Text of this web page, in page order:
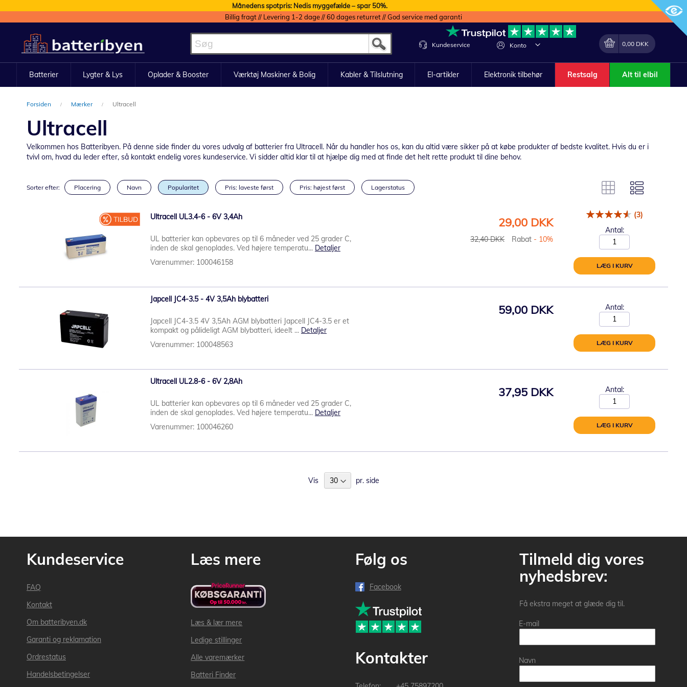
Månedens spotpris: Nedis myggefælde – spar 50%.
Billig fragt // Levering 1-2 dage // 60 dages returret // God service med garanti
to
Content
Konto
Lave
Min indkøbskurv
0,00 DKK
Kundeservice
Batterier Lygter & Lys Oplader & Booster Værktøj Maskiner & Bolig Kabler & Tilslutning El-artikler Elektronik tilbehør Restsalg Alt til elbil
Forsiden Mærker Ultracell
Ultracell
Velkommen hos Batteribyen. På denne side finder du vores udvalg af batterier fra Ultracell. Når du handler hos os, kan du altid være sikker på at købe produkter af bedste kvalitet. Hvis du er i
tvivl om, hvad du leder efter, så kontakt endelig vores kundeservice. Vi sidder altid klar til at hjælpe dig med at finde det helt rette produkt til dine behov.
Sorter efter: Placering Navn Popularitet Pris: laveste først Pris: højest først Lagerstatus
Ultracell UL3.4-6 - 6V 3,4Ah
UL batterier kan opbevares op til 6 måneder ved 25 grader C,
inden de skal genoplades. Ved højere temperatu... Detaljer
Varenummer: 100046158
32,40 DKK Rabat - 10%
Tilbudspris
29,00 DKK
(3)
Antal:
LÆG I KURV
Japcell JC4-3.5 - 4V 3,5Ah blybatteri
Japcell JC4-3.5 4V 3,5Ah AGM blybatteri Japcell JC4-3.5 er et
kompakt og pålideligt AGM blybatteri, ideelt ... Detaljer
Varenummer: 100048563
59,00 DKK Antal:
LÆG I KURV
Ultracell UL2.8-6 - 6V 2,8Ah
UL batterier kan opbevares op til 6 måneder ved 25 grader C,
inden de skal genoplades. Ved højere temperatu... Detaljer
Varenummer: 100046260
37,95 DKK Antal:
LÆG I KURV
Vis pr. side
Kundeservice
FAQ
Kontakt
Om batteribyen.dk
Garanti og reklamation
Ordrestatus
Handelsbetingelser
Læs mere
Læs & lær mere
Ledige stillinger
Alle varemærker
Batteri Finder
Følg os
Facebook
Kontakter
Tilmeld dig vores
nyhedsbrev:
Få ekstra meget at glæde dig til.
E-mail
Navn